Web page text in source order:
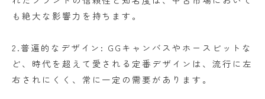
も絶大な影響力を持ちます。
2.普遍的なデザイン: GGキャンバスやホースビットな
ど、時代を超えて愛される定番デザインは、流行に左
右されにくく、常に一定の需要があります。